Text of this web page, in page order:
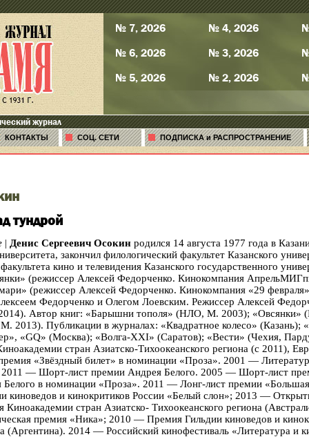
№ 7, 2026
№ 6, 2026
№ 5, 2026
№ 4, 2026
№ 3, 2026
№ 2, 2026
журнал
КОНТАКТЫ СОЦ. СЕТИ ПОДПИСКА и РАСПРОСТРАНЕНИЕ
тундрой
| Денис Сергеевич Осокин родился 14 августа 1977 года в
закончил филологический факультет Казанского
кино и телевидения Казанского государственного
(режиссер Алексей Федорченко. Кинокомпания
(режиссер Алексей Федорченко. Кинокомпания «29
Федорченко и Олегом Лоевским. Режиссер Алексей
Автор книг: «Барышни тополя» (НЛО, М. 2003); «Овсянки»
2013). Публикации в журналах: «Квадратное колесо»
«GQ» (Москва); «Волга-XXI» (Саратов); «Вести» (Чехия,
стран Азиатско-Тихоокеанского региона (с 2011),
«Звёздный билет» в номинации «Проза». 2001 —
2011 — Шорт-лист премии Андрея Белого. 2005 — Шорт-лист
Белого в номинации «Проза». 2011 — Лонг-лист премии
киноведов и кинокритиков России «Белый слон»; 2013 —
стран Азиатско- Тихоокеанского региона
премия «Ника»; 2010 — Премия Гильдии киноведов и
(Аргентина). 2014 — Российский кинофестиваль «Литература и